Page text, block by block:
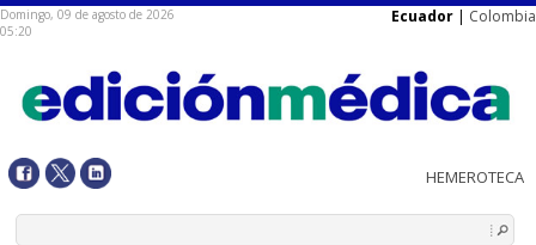
Domingo, 09 de agosto de 2026
05:20
Ecuador | Colombia